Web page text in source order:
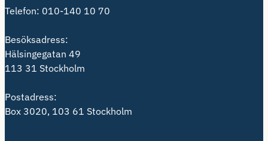
Telefon: 010-140 10 70
Besöksadress:
Hälsingegatan 49
113 31 Stockholm
Postadress:
Box 3020, 103 61 Stockholm